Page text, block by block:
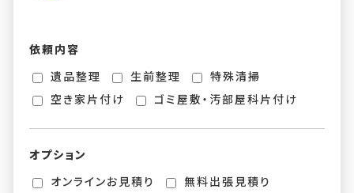
依頼内容
遺品整理
生前整理
特殊清掃
空き家片付け
ゴミ屋敷・汚部屋科片付け
オプション
オンラインお見積り
無料出張見積り